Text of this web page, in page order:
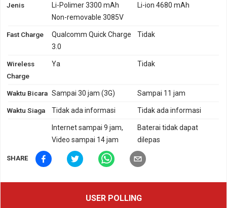
Jenis
Li-Polimer 3300 mAh
Non-removable 3085V
Li-ion 4680 mAh
Fast Charge
Qualcomm Quick Charge
3.0
Tidak
Wireless
Charge
Ya Tidak
Waktu Bicara Sampai 30 jam (3G) Sampai 11 jam
Waktu Siaga Tidak ada informasi Tidak ada informasi
Internet sampai 9 jam,
Video sampai 14 jam
Baterai tidak dapat
dilepas
SHARE
USER POLLING